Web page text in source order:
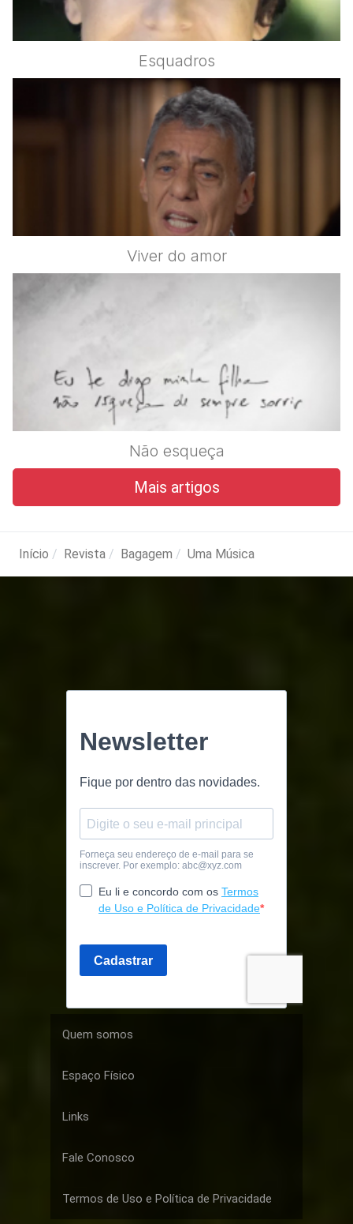
Esquadros
Viver do amor
Não esqueça
Mais artigos
Início Revista Bagagem Uma Música
Quem somos
Espaço Físico
Links
Fale Conosco
Termos de Uso e Política de Privacidade